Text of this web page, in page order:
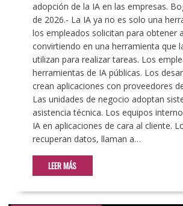
adopción de la IA en las empresas.
de 2026.- La IA ya no es solo una
los empleados solicitan para obtener
convirtiendo en una herramienta que
utilizan para realizar tareas. Los
herramientas de IA públicas. Los
crean aplicaciones con proveedores
Las unidades de negocio adoptan
asistencia técnica. Los equipos
IA en aplicaciones de cara al cliente.
recuperan datos, llaman a…
LEER MÁS